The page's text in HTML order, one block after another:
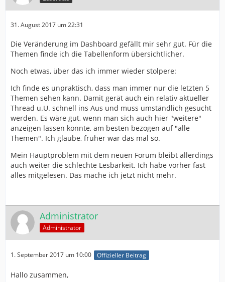
31. August 2017 um 22:31
Die Veränderung im Dashboard gefällt mir sehr gut. Für die
Themen finde ich die Tabellenform übersichtlicher.
Noch etwas, über das ich immer wieder stolpere:
Ich finde es unpraktisch, dass man immer nur die letzten 5
Themen sehen kann. Damit gerät auch ein relativ aktueller
Thread u.U. schnell ins Aus und muss umständlich gesucht
werden. Es wäre gut, wenn man sich auch hier "weitere"
anzeigen lassen könnte, am besten bezogen auf "alle
Themen". Ich glaube, früher war das mal so.
Mein Hauptproblem mit dem neuen Forum bleibt allerdings
auch weiter die schlechte Lesbarkeit. Ich habe vorher fast
alles mitgelesen. Das mache ich jetzt nicht mehr.
Administrator
Administrator
1. September 2017 um 10:00 Offizieller Beitrag
Hallo zusammen,